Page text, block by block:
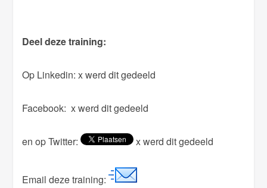
i
f
e
d
m
Deel deze training:
Op Linkedin:x werd dit gedeeld
Facebook: x werd dit gedeeld
en op Twitter: x werd dit gedeeld
Email deze training: